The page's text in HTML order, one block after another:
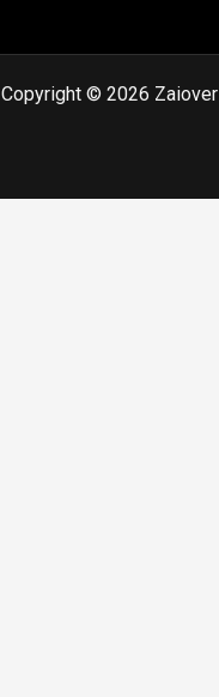
Copyright © 2026 Zaiover